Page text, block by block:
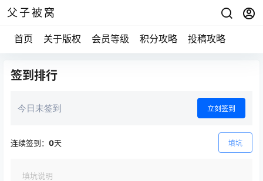
父子被窝
首页 关于版权 会员等级 积分攻略 投稿攻略
签到排行
今日未签到 立刻签到
连续签到： 0天 填坑
填坑说明